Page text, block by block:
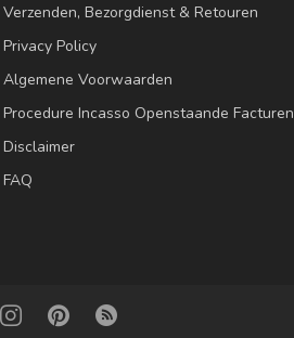
Verzenden, Bezorgdienst & Retouren
Privacy Policy
Algemene Voorwaarden
Procedure Incasso Openstaande Facturen
Disclaimer
FAQ